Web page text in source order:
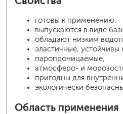
готовы к применению;
выпускаются в виде
обладают низким
эластичные,
паропроницаемые;
атмосферо- и
пригодны для
экологически
Область применения